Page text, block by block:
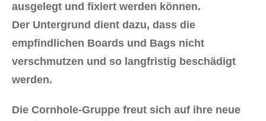
ausgelegt und fixiert werden können.
Der Untergrund dient dazu, dass die
empfindlichen Boards und Bags nicht
verschmutzen und so langfristig beschädigt
werden.
Die Cornhole-Gruppe freut sich auf ihre neue